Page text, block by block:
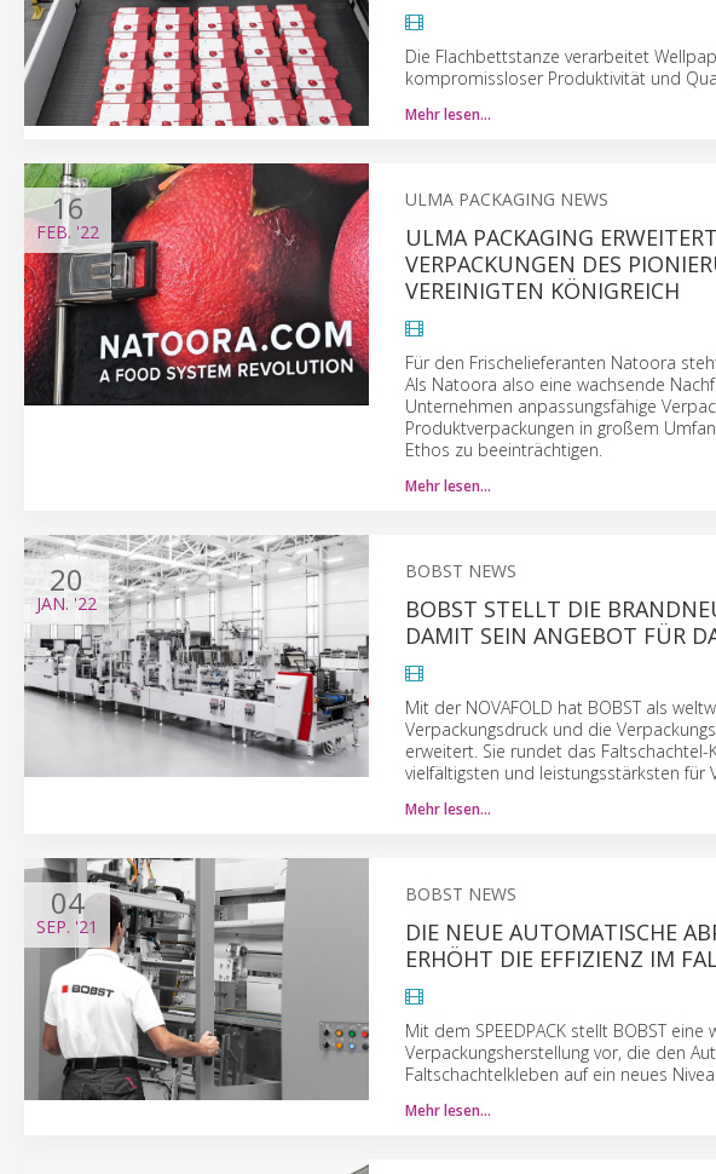
Die Flachbettstanze verarbeitet
kompromissloser Produktivität und
Mehr lesen…
16
FEB. '22
ULMA PACKAGING NEWS
ULMA PACKAGING
VERPACKUNGEN DES
VEREINIGTEN KÖNIGREICH
Für den Frischelieferanten Natoora
Als Natoora also eine wachsende
Unternehmen anpassungsfähige
Produktverpackungen in großem
Ethos zu beeinträchtigen.
Mehr lesen…
20
JAN. '22
BOBST NEWS
BOBST STELLT DIE
DAMIT SEIN ANGEBOT FÜR
Mit der NOVAFOLD hat BOBST als
Verpackungsdruck und die
erweitert. Sie rundet das
vielfältigsten und leistungsstärksten für
Mehr lesen…
04
SEP. '21
BOBST NEWS
DIE NEUE AUTOMATISCHE
ERHÖHT DIE EFFIZIENZ IM
Mit dem SPEEDPACK stellt BOBST
Verpackungsherstellung vor, die den
Faltschachtelkleben auf ein neues
Mehr lesen…